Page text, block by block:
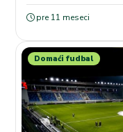
pre 11 meseci
Domaći fudbal